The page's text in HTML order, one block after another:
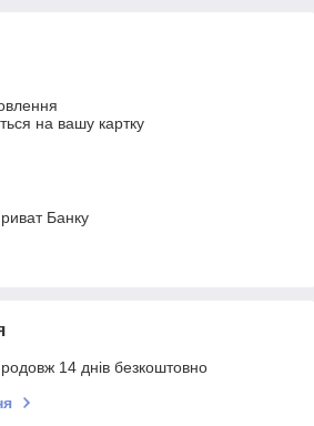
на вашу картку
Банку
14 днів безкоштовно